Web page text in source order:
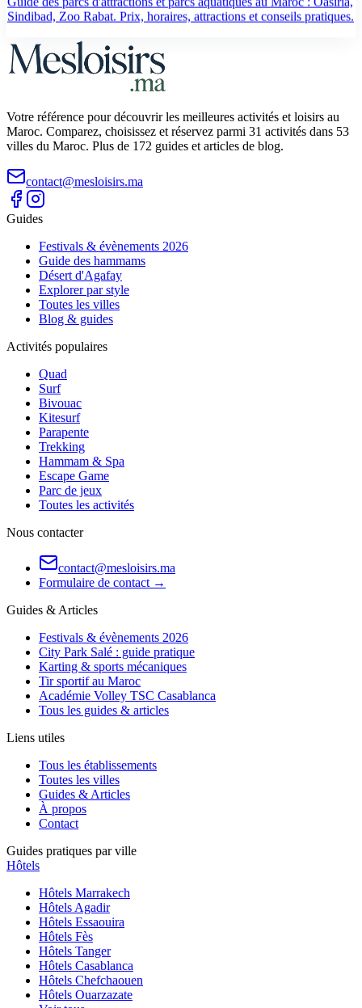
Sindibad, Zoo Rabat. Prix, horaires, attractions et conseils pratiques.
Votre référence pour découvrir les meilleures activités et loisirs au
Maroc. Comparez, choisissez et réservez parmi 31 activités dans 53
villes du Maroc. Plus de 172 guides et articles de blog.
contact@mesloisirs.ma
Guides
Festivals & évènements 2026
Guide des hammams
Désert d'Agafay
Explorer par style
Toutes les villes
Blog & guides
Activités populaires
Quad
Surf
Bivouac
Kitesurf
Parapente
Trekking
Hammam & Spa
Escape Game
Parc de jeux
Toutes les activités
Nous contacter
contact@mesloisirs.ma
Formulaire de contact →
Guides & Articles
Festivals & évènements 2026
City Park Salé : guide pratique
Karting & sports mécaniques
Tir sportif au Maroc
Académie Volley TSC Casablanca
Tous les guides & articles
Liens utiles
Tous les établissements
Toutes les villes
Guides & Articles
À propos
Contact
Guides pratiques par ville
Hôtels
Hôtels Marrakech
Hôtels Agadir
Hôtels Essaouira
Hôtels Fès
Hôtels Tanger
Hôtels Casablanca
Hôtels Chefchaouen
Hôtels Ouarzazate